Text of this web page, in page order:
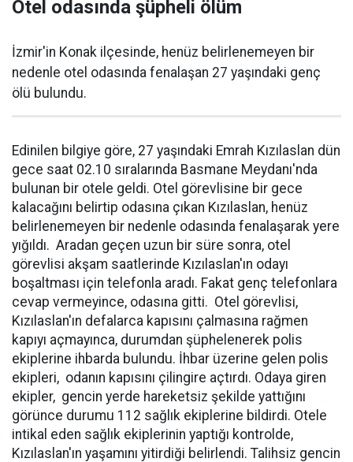
Otel odasında şüpheli ölüm
İzmir'in Konak ilçesinde, henüz belirlenemeyen bir
nedenle otel odasında fenalaşan 27 yaşındaki genç
ölü bulundu.
Edinilen bilgiye göre, 27 yaşındaki Emrah Kızılaslan dün
gece saat 02.10 sıralarında Basmane Meydanı'nda
bulunan bir otele geldi. Otel görevlisine bir gece
kalacağını belirtip odasına çıkan Kızılaslan, henüz
belirlenemeyen bir nedenle odasında fenalaşarak yere
yığıldı. Aradan geçen uzun bir süre sonra, otel
görevlisi akşam saatlerinde Kızılaslan'ın odayı
boşaltması için telefonla aradı. Fakat genç telefonlara
cevap vermeyince, odasına gitti. Otel görevlisi,
Kızılaslan'ın defalarca kapısını çalmasına rağmen
kapıyı açmayınca, durumdan şüphelenerek polis
ekiplerine ihbarda bulundu. İhbar üzerine gelen polis
ekipleri, odanın kapısını çilingire açtırdı. Odaya giren
ekipler, gencin yerde hareketsiz şekilde yattığını
görünce durumu 112 sağlık ekiplerine bildirdi. Otele
intikal eden sağlık ekiplerinin yaptığı kontrolde,
Kızılaslan'ın yaşamını yitirdiği belirlendi. Talihsiz gencin